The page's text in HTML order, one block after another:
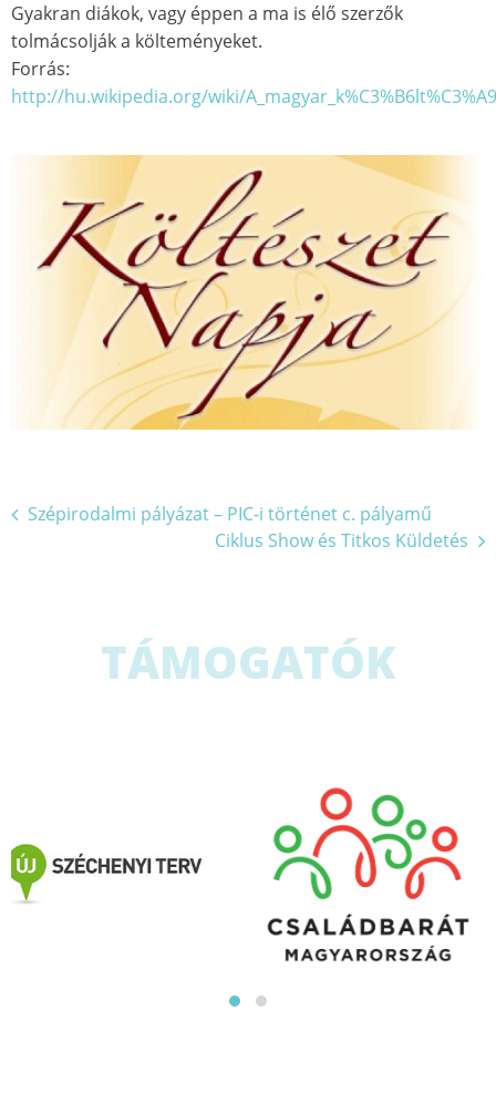
Gyakran diákok, vagy éppen a ma is élő szerzők
tolmácsolják a költeményeket.
Forrás:
http://hu.wikipedia.org/wiki/
Bejegyzés
Szépirodalmi pályázat – PIC-i történet c. pályamű
Ciklus Show és Titkos Küldetés
TÁMOGATÓK